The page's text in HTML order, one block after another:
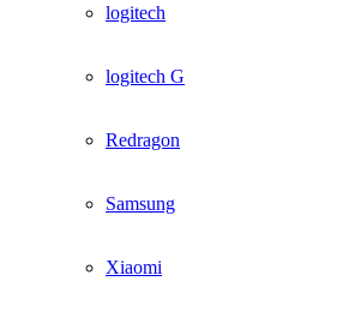
logitech
logitech G
Redragon
Samsung
Xiaomi